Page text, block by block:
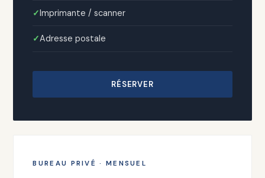
Imprimante / scanner
Adresse postale
RÉSERVER
BUREAU PRIVÉ · MENSUEL